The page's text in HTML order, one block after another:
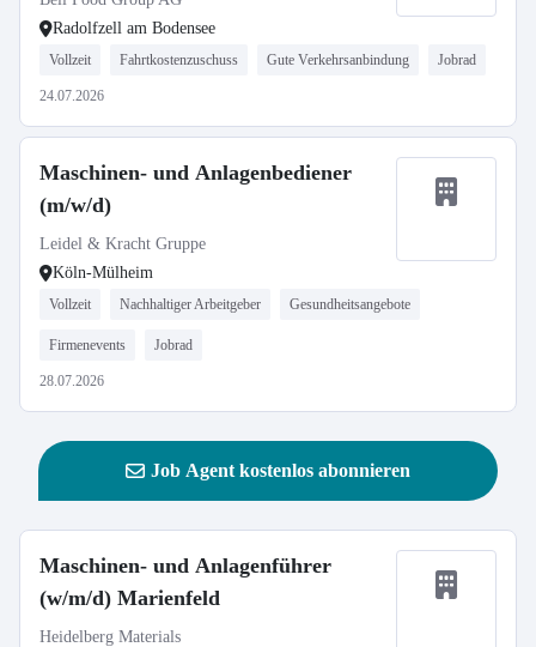
Radolfzell am Bodensee
Vollzeit Fahrtkostenzuschuss Gute Verkehrsanbindung Jobrad
24.07.2026
Maschinen- und Anlagenbediener
(m/w/d)
Leidel & Kracht Gruppe
Köln-Mülheim
Vollzeit Nachhaltiger Arbeitgeber Gesundheitsangebote
Firmenevents Jobrad
28.07.2026
Job Agent kostenlos abonnieren
Maschinen- und Anlagenführer
(w/m/d) Marienfeld
Heidelberg Materials